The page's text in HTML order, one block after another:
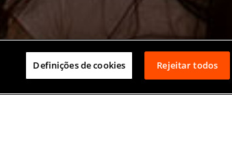
Definições de cookies Rejeitar todos